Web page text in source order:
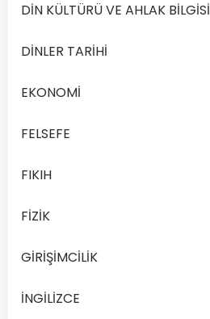
Hz.
(sav)
peygamber
aşağıdakilerden
ile
ilişkilidir?
DİN KÜLTÜRÜ VE AHLAK BİLGİSİ
DİNLER TARİHİ
EKONOMİ
FELSEFE
FIKIH
FİZİK
GİRİŞİMCİLİK
İNGİLİZCE